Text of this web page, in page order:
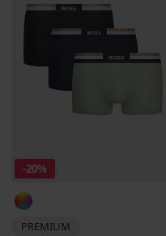
-20%
PREMIUM